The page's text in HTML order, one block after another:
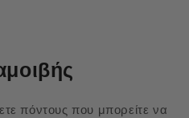
πόντους που μπορείτε να